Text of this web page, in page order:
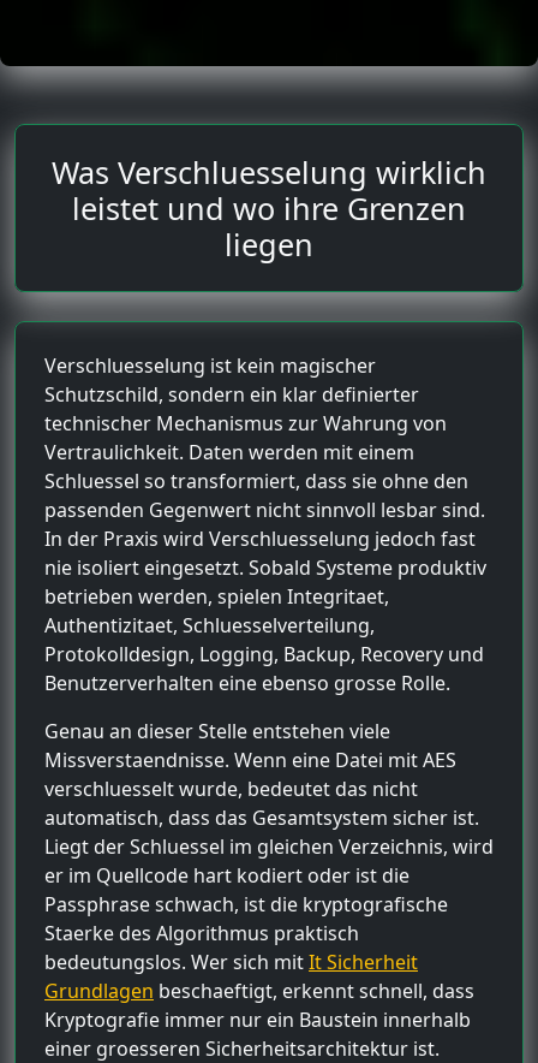
Was Verschluesselung wirklich
leistet und wo ihre Grenzen
liegen
Verschluesselung ist kein magischer
Schutzschild, sondern ein klar definierter
technischer Mechanismus zur Wahrung von
Vertraulichkeit. Daten werden mit einem
Schluessel so transformiert, dass sie ohne den
passenden Gegenwert nicht sinnvoll lesbar sind.
In der Praxis wird Verschluesselung jedoch fast
nie isoliert eingesetzt. Sobald Systeme produktiv
betrieben werden, spielen Integritaet,
Authentizitaet, Schluesselverteilung,
Protokolldesign, Logging, Backup, Recovery und
Benutzerverhalten eine ebenso grosse Rolle.
Genau an dieser Stelle entstehen viele
Missverstaendnisse. Wenn eine Datei mit AES
verschluesselt wurde, bedeutet das nicht
automatisch, dass das Gesamtsystem sicher ist.
Liegt der Schluessel im gleichen Verzeichnis, wird
er im Quellcode hart kodiert oder ist die
Passphrase schwach, ist die kryptografische
Staerke des Algorithmus praktisch
bedeutungslos. Wer sich mitIt Sicherheit
Grundlagen beschaeftigt, erkennt schnell, dass
Kryptografie immer nur ein Baustein innerhalb
einer groesseren Sicherheitsarchitektur ist.